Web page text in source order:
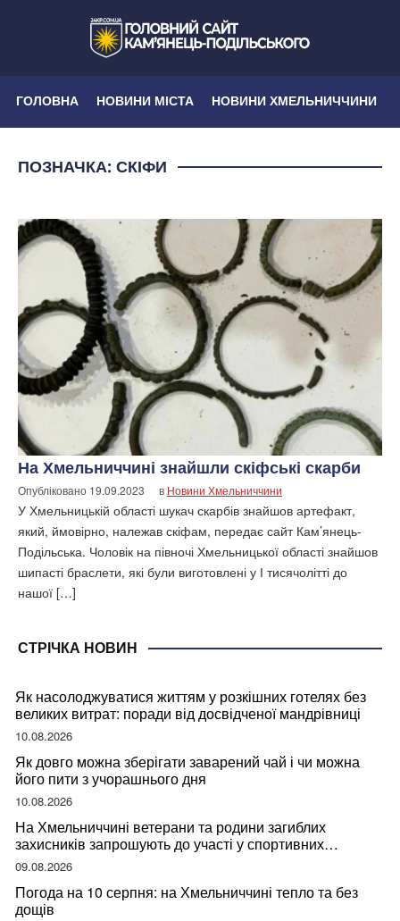
ГОЛОВНА НОВИНИ МІСТА НОВИНИ ХМЕЛЬНИЧЧИНИ
ПОЗНАЧКА: СКІФИ
На Хмельниччині знайшли скіфські скарби
Опубліковано 19.09.2023 в Новини Хмельниччини
У Хмельницькій області шукач скарбів знайшов артефакт,
який, ймовірно, належав скіфам, передає сайт Кам’янець-
Подільська. Чоловік на півночі Хмельницької області знайшов
шипасті браслети, які були виготовлені у І тисячолітті до
нашої […]
СТРІЧКА НОВИН
Як насолоджуватися життям у розкішних готелях без
великих витрат: поради від досвідченої мандрівниці
10.08.2026
Як довго можна зберігати заварений чай і чи можна
його пити з учорашнього дня
10.08.2026
На Хмельниччині ветерани та родини загиблих
захисників запрошують до участі у спортивних
змаганнях
09.08.2026
Погода на 10 серпня: на Хмельниччині тепло та без
дощів